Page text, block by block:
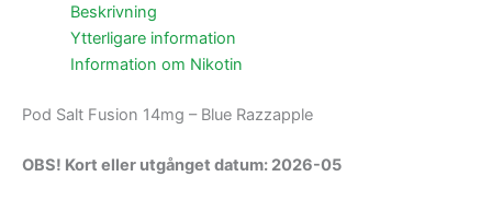
Beskrivning
Ytterligare information
Information om Nikotin
Pod Salt Fusion 14mg – Blue Razzapple
OBS! Kort eller utgånget datum: 2026-05